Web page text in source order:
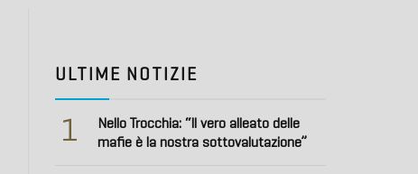
ULTIME NOTIZIE
1
Nello Trocchia: “Il vero alleato delle
mafie è la nostra sottovalutazione”